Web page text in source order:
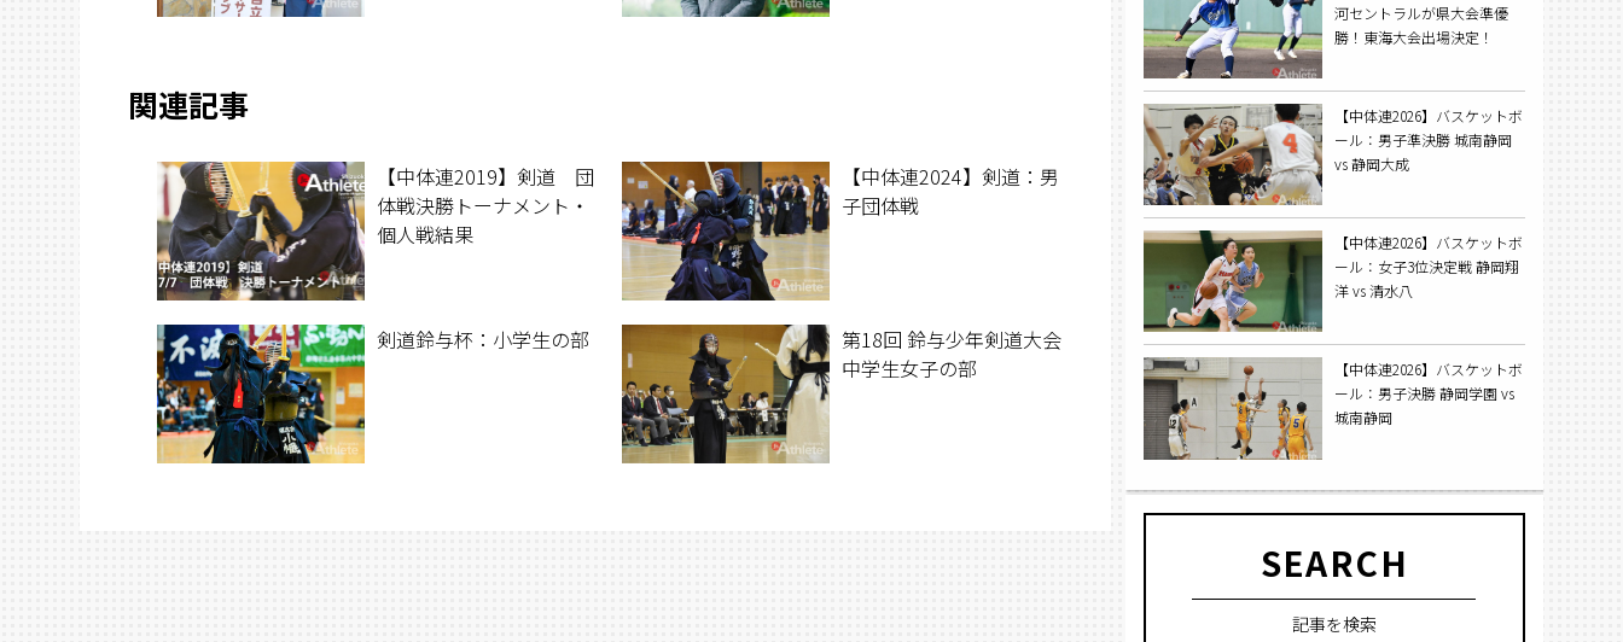
関連記事
【中体連2019】剣道 団
体戦決勝トーナメント・
個人戦結果
【中体連2024】剣道：男
子団体戦
剣道鈴与杯：小学生の部
第18回 鈴与少年剣道大会
中学生女子の部
河セントラルが県大会準優
勝！東海大会出場決定！
【中体連2026】バスケットボ
ール：男子準決勝 城南静岡
vs 静岡大成
【中体連2026】バスケットボ
ール：女子3位決定戦 静岡翔
洋 vs 清水八
【中体連2026】バスケットボ
ール：男子決勝 静岡学園 vs
城南静岡
SEARCH
記事を検索